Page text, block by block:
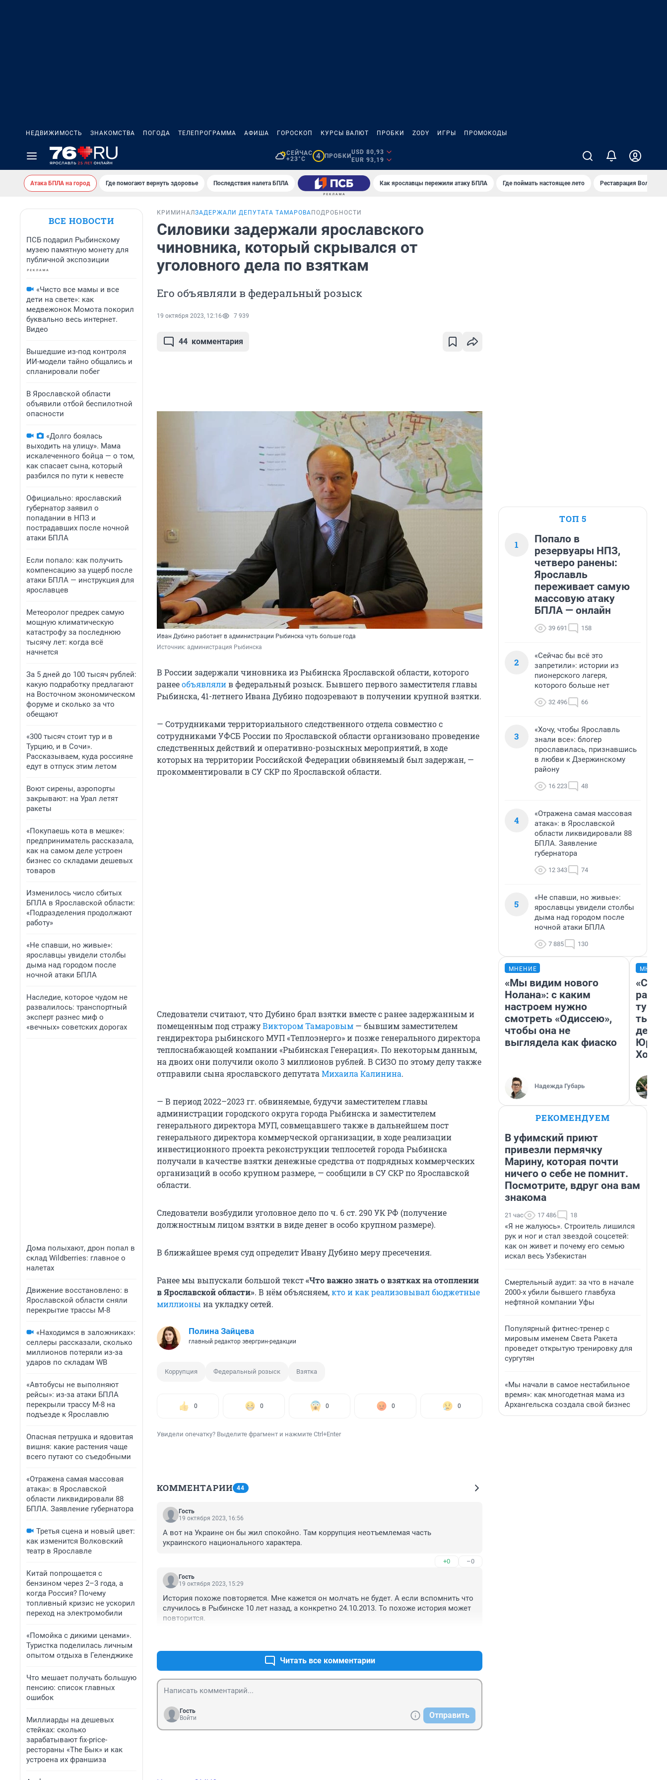
НЕДВИЖИМОСТЬ ЗНАКОМСТВА ПОГОДА ТЕЛЕПРОГРАММА АФИША ГОРОСКОП КУРСЫ ВАЛЮТ ПРОБКИ ZODY ИГРЫ ПРОМОКОДЫ
СЕЙЧАС
+23°C
4 ПРОБКИ
USD 80,93
EUR 93,19
Атака БПЛА на город Где помогают вернуть здоровье Последствия налета БПЛА Как ярославцы пережили атаку БПЛА Где поймать настоящее лето Реставрация
ВСЕ НОВОСТИ
ПСБ подарил Рыбинскому
музею памятную монету для
публичной экспозиции
«Чисто все мамы и все
дети на свете»: как
медвежонок Момота покорил
буквально весь интернет.
Видео
Вышедшие из-под контроля
ИИ-модели тайно общались и
спланировали побег
В Ярославской области
объявили отбой беспилотной
опасности
«Долго боялась
выходить на улицу». Мама
искалеченного бойца — о том,
как спасает сына, который
разбился по пути к невесте
Официально: ярославский
губернатор заявил о
попадании в НПЗ и
пострадавших после ночной
атаки БПЛА
Если попало: как получить
компенсацию за ущерб после
атаки БПЛА — инструкция для
ярославцев
Метеоролог предрек самую
мощную климатическую
катастрофу за последнюю
тысячу лет: когда всё
начнется
За 5 дней до 100 тысяч рублей:
какую подработку предлагают
на Восточном экономическом
форуме и сколько за что
обещают
«300 тысяч стоит тур и в
Турцию, и в Сочи».
Рассказываем, куда россияне
едут в отпуск этим летом
Воют сирены, аэропорты
закрывают: на Урал летят
ракеты
«Покупаешь кота в мешке»:
предприниматель рассказала,
как на самом деле устроен
бизнес со складами дешевых
товаров
Изменилось число сбитых
БПЛА в Ярославской области:
«Подразделения продолжают
работу»
«Не спавши, но живые»:
ярославцы увидели столбы
дыма над городом после
ночной атаки БПЛА
Наследие, которое чудом не
развалилось: транспортный
эксперт разнес миф о
«вечных» советских дорогах
Дома полыхают, дрон попал в
склад Wildberries: главное о
налетах
Движение восстановлено: в
Ярославской области сняли
перекрытие трассы М-8
«Находимся в заложниках»:
селлеры рассказали, сколько
миллионов потеряли из-за
ударов по складам WB
«Автобусы не выполняют
рейсы»: из-за атаки БПЛА
перекрыли трассу М-8 на
подъезде к Ярославлю
Опасная петрушка и ядовитая
вишня: какие растения чаще
всего путают со съедобными
«Отражена самая массовая
атака»: в Ярославской
области ликвидировали 88
БПЛА. Заявление губернатора
Третья сцена и новый цвет:
как изменится Волковский
театр в Ярославле
Китай попрощается с
бензином через 2–3 года, а
когда Россия? Почему
топливный кризис не ускорил
переход на электромобили
«Помойка с дикими ценами».
Туристка поделилась личным
опытом отдыха в Геленджике
Что мешает получать большую
пенсию: список главных
ошибок
Миллиарды на дешевых
стейках: сколько
зарабатывают fix-price-
рестораны «The Бык» и как
устроена их франшиза
КРИМИНАЛЗАДЕРЖАЛИ ДЕПУТАТА ТАМАРОВА ПОДРОБНОСТИ
Силовики задержали ярославского
чиновника, который скрывался от
уголовного дела по взяткам
Его объявляли в федеральный розыск
19 октября 2023, 12:16 7 939
44 комментария
Иван Дубино работает в администрации Рыбинска чуть больше года
Источник: администрация Рыбинска
В России задержали чиновника из Рыбинска Ярославской области, которого
ранееобъявлялив федеральный розыск. Бывшего первого заместителя главы
Рыбинска, 41-летнего Ивана Дубино подозревают в получении крупной взятки.
— Сотрудниками территориального следственного отдела совместно с
сотрудниками УФСБ России по Ярославской области организовано проведение
следственных действий и оперативно-розыскных мероприятий, в ходе
которых на территории Российской Федерации обвиняемый был задержан, —
прокомментировали в СУ СКР по Ярославской области.
Следователи считают, что Дубино брал взятки вместе с ранее задержанным и
помещенным под стражуВиктором Тамаровым — бывшим заместителем
гендиректора рыбинского МУП «Теплоэнерго» и позже генерального директора
теплоснабжающей компании «Рыбинская Генерация». По некоторым данным,
на двоих они получили около 3 миллионов рублей. В СИЗО по этому делу также
отправили сына ярославского депутата Михаила Калинина.
— В период 2022–2023 гг. обвиняемые, будучи заместителем главы
администрации городского округа города Рыбинска и заместителем
генерального директора МУП, совмещавшего также в дальнейшем пост
генерального директора коммерческой организации, в ходе реализации
инвестиционного проекта реконструкции теплосетей города Рыбинска
получали в качестве взятки денежные средства от подрядных коммерческих
организаций в особо крупном размере, — сообщили в СУ СКР по Ярославской
области.
Следователи возбудили уголовное дело по ч. 6 ст. 290 УК РФ (получение
должностным лицом взятки в виде денег в особо крупном размере).
В ближайшее время суд определит Ивану Дубино меру пресечения.
Ранее мы выпускали большой текст«Что важно знать о взятках на отоплении
в Ярославской области». В нём объясняем,кто и как реализовывал бюджетные
миллионы на укладку сетей.
Полина Зайцева
главный редактор эвергрин-редакции
Коррупция Федеральный розыск Взятка
0 0 0 0 0
Увидели опечатку? Выделите фрагмент и нажмите Ctrl+Enter
КОММЕНТАРИИ 44
Гость
19 октября 2023, 16:56
А вот на Украине он бы жил спокойно. Там коррупция неотъемлемая часть
украинского национального характера.
+0 –0
Гость
19 октября 2023, 15:29
История похоже повторяется. Мне кажется он молчать не будет. А если вспомнить что
случилось в Рыбинске 10 лет назад, а конкретно 24.10.2013. То похоже история может
повторится.
Читать все комментарии
Гость
Войти
Отправить
ТОП 5
1
Попало в
резервуары НПЗ,
четверо ранены:
Ярославль
переживает самую
массовую атаку
БПЛА — онлайн
39 691 158
2
«Сейчас бы всё это
запретили»: истории из
пионерского лагеря,
которого больше нет
32 496 66
3
«Хочу, чтобы Ярославль
знали все»: блогер
прославилась, признавшись
в любви к Дзержинскому
району
16 223 48
4
«Отражена самая массовая
атака»: в Ярославской
области ликвидировали 88
БПЛА. Заявление
губернатора
12 343 74
5
«Не спавши, но живые»:
ярославцы увидели столбы
дыма над городом после
ночной атаки БПЛА
7 885 130
МНЕНИЕ
«Мы видим нового
Нолана»: с каким
настроем нужно
смотреть «Одиссею»,
чтобы она не
выглядела как фиаско
Надежда Губарь
день
РЕКОМЕНДУЕМ
В уфимский приют
привезли пермячку
Марину, которая почти
ничего о себе не помнит.
Посмотрите, вдруг она вам
знакома
21 час 17 486 18
«Я не жалуюсь». Строитель лишился
рук и ног и стал звездой соцсетей:
как он живет и почему его семью
искал весь Узбекистан
Смертельный аудит: за что в начале
2000-х убили бывшего главбуха
нефтяной компании Уфы
Популярный фитнес-тренер с
мировым именем Света Ракета
проведет открытую тренировку для
сургутян
«Мы начали в самое нестабильное
время»: как многодетная мама из
Архангельска создала свой бизнес